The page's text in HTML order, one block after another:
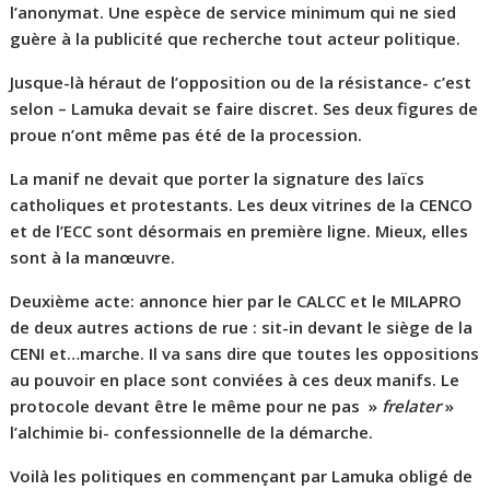
l’anonymat. Une espèce de service minimum qui ne sied
guère à la publicité que recherche tout acteur politique.
Jusque-là héraut de l’opposition ou de la résistance- c’est
selon – Lamuka devait se faire discret. Ses deux figures de
proue n’ont même pas été de la procession.
La manif ne devait que porter la signature des laïcs
catholiques et protestants. Les deux vitrines de la CENCO
et de l’ECC sont désormais en première ligne. Mieux, elles
sont à la manœuvre.
Deuxième acte: annonce hier par le CALCC et le MILAPRO
de deux autres actions de rue : sit-in devant le siège de la
CENI et…marche. Il va sans dire que toutes les oppositions
au pouvoir en place sont conviées à ces deux manifs. Le
protocole devant être le même pour ne pas » frelater»
l’alchimie bi- confessionnelle de la démarche.
Voilà les politiques en commençant par Lamuka obligé de